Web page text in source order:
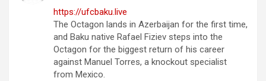
https://ufcbaku.live
The Octagon lands in Azerbaijan for the first time,
and Baku native Rafael Fiziev steps into the
Octagon for the biggest return of his career
against Manuel Torres, a knockout specialist
from Mexico.